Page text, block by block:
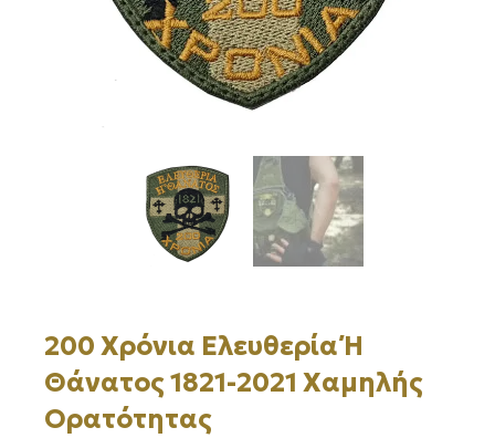
200 Χρόνια Ελευθερία Ή
Θάνατος 1821-2021 Χαμηλής
Ορατότητας